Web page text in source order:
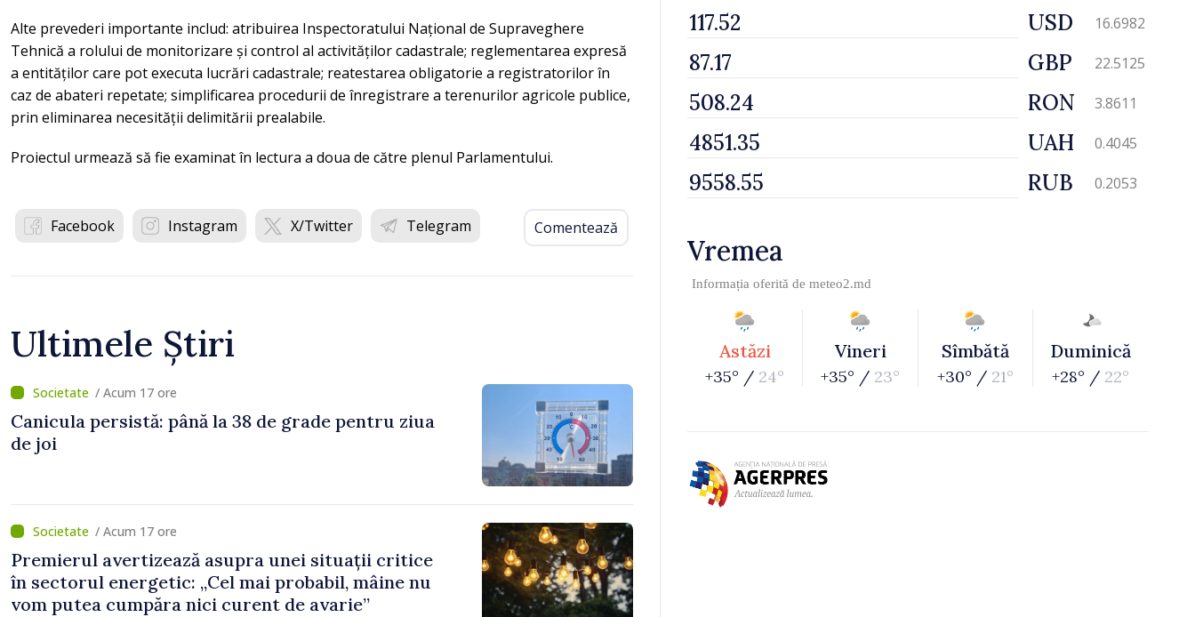
Alte prevederi importante includ: atribuirea Inspectoratului Național de Supraveghere
Tehnică a rolului de monitorizare și control al activităților cadastrale; reglementarea expresă
a entităților care pot executa lucrări cadastrale; reatestarea obligatorie a registratorilor în
caz de abateri repetate; simplificarea procedurii de înregistrare a terenurilor agricole publice,
prin eliminarea necesității delimitării prealabile.
Proiectul urmează să fie examinat în lectura a doua de către plenul Parlamentului.
Facebook Instagram X/Twitter Telegram Comentează
Ultimele Știri
/ Acum 17 ore
Canicula persistă: până la 38 de grade pentru ziua
de joi
/ Acum 17 ore
Premierul avertizează asupra unei situații critice
în sectorul energetic: „Cel mai probabil, mâine nu
vom putea cumpăra nici curent de avarie”
USD 16.6982
GBP 22.5125
RON 3.8611
UAH 0.4045
RUB 0.2053
Vremea
Informația oferită de meteo2.md
Astăzi
+35° / 24°
Vineri
+35° / 23°
Sîmbătă
+30° / 21°
Duminică
+28° / 22°